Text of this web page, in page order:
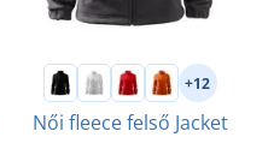
+12
Női fleece felső Jacket